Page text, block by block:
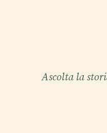
Ascolta la